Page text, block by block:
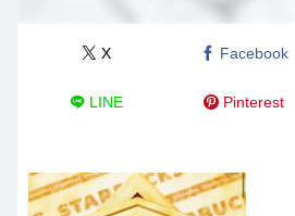
X Facebook
LINE Pinterest